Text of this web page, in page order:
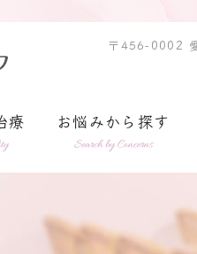
〒456-0002
療
お悩みから探す
Search by Concerns